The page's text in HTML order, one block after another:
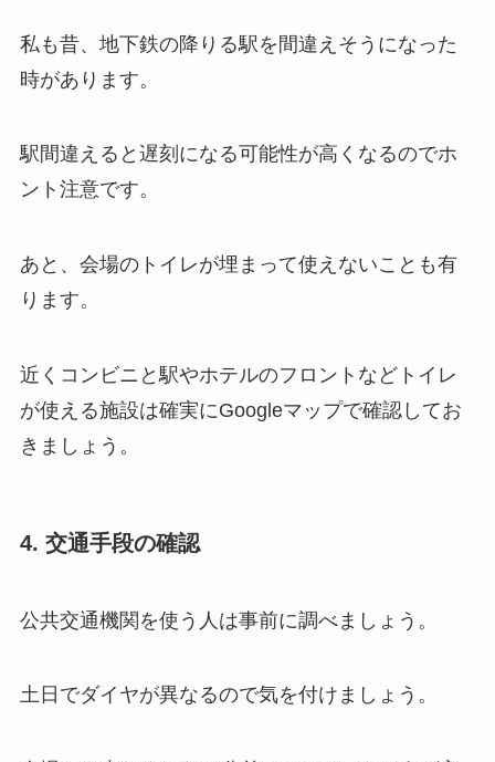
私も昔、地下鉄の降りる駅を間違えそうになった
時があります。
駅間違えると遅刻になる可能性が高くなるのでホ
ント注意です。
あと、会場のトイレが埋まって使えないことも有
ります。
近くコンビニと駅やホテルのフロントなどトイレ
が使える施設は確実にGoogleマップで確認してお
きましょう。
4. 交通手段の確認
公共交通機関を使う人は事前に調べましょう。
土日でダイヤが異なるので気を付けましょう。